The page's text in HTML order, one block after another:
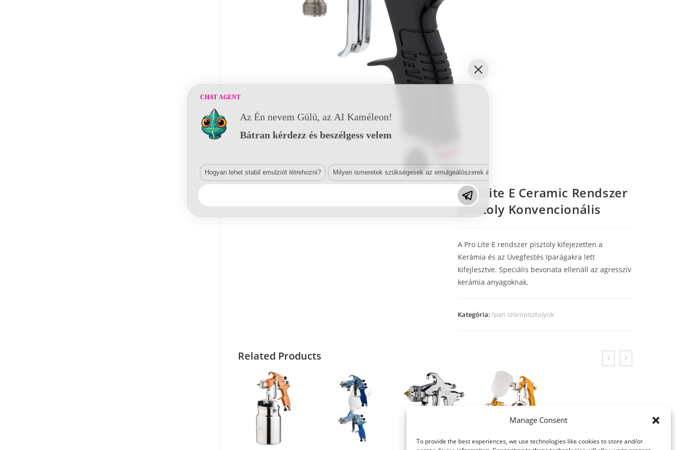
Manage Consent
To provide the best experiences, we use technologies like cookies to store and/or
Pro Lite E Ceramic Rendszer
pisztoly Konvencionális
A Pro Lite E rendszer pisztoly kifejezetten a
Kerámia és az Üvegfestés Iparágakra lett
kifejlesztve. Speciális bevonata ellenáll az agresszív
kerámia anyagoknak.
Kategória: Ipari szórópisztolyok
Related Products
CHAT AGENT
Az Én nevem Gülü, az AI Kaméleon!
Bátran kérdezz és beszélgess velem
Hogyan lehet stabil emulziót létrehozni? Milyen ismeretek szükségesek az emulgeálószerek és diszpergálószerek terén?